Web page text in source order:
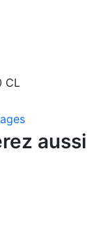
CL
aussi